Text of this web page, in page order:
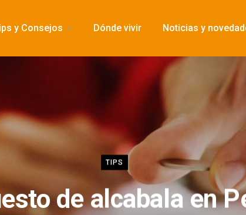
y Consejos Dónde vivir Noticias y
TIPS
de alcabala en